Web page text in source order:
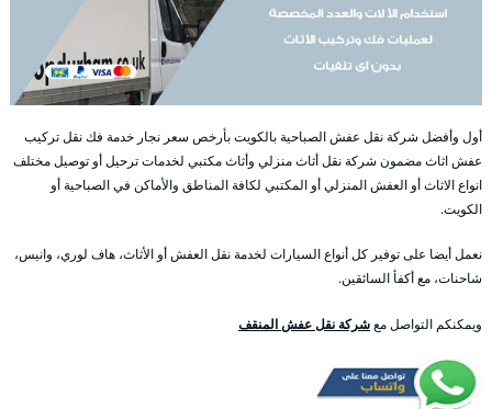
أول وأفضل شركة نقل عفش الصباحية بالكويت بأرخص سعر نجار خدمة فك نقل تركيب
عفش اثاث مضمون شركة نقل أثاث منزلي وأثاث مكتبي لخدمات ترحيل أو توصيل مختلف
انواع الاثاث أو العفش المنزلي أو المكتبي لكافة المناطق والأماكن في الصباحية أو
الكويت.
نعمل أيضا على توفير كل أنواع السيارات لخدمة نقل العفش أو الأثاث، هاف لوري، وانيس،
شاحنات، مع أكفأ السائقين.
ويمكنكم التواصل معشركة نقل عفش المنقف